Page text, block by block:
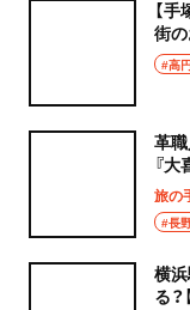
【
街
タ」
#高
革
『
旅の
#長
横
る